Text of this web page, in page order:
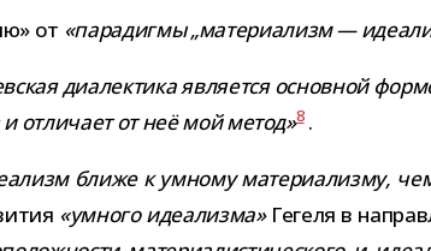
от «пара­дигмы „мате­ри­а­лизм —
диа­лек­тика явля­ется основ­ной
отли­чает от неё мой метод»8.
ближе к умному мате­ри­а­лизму,
«умного иде­а­лизма»Гегеля в